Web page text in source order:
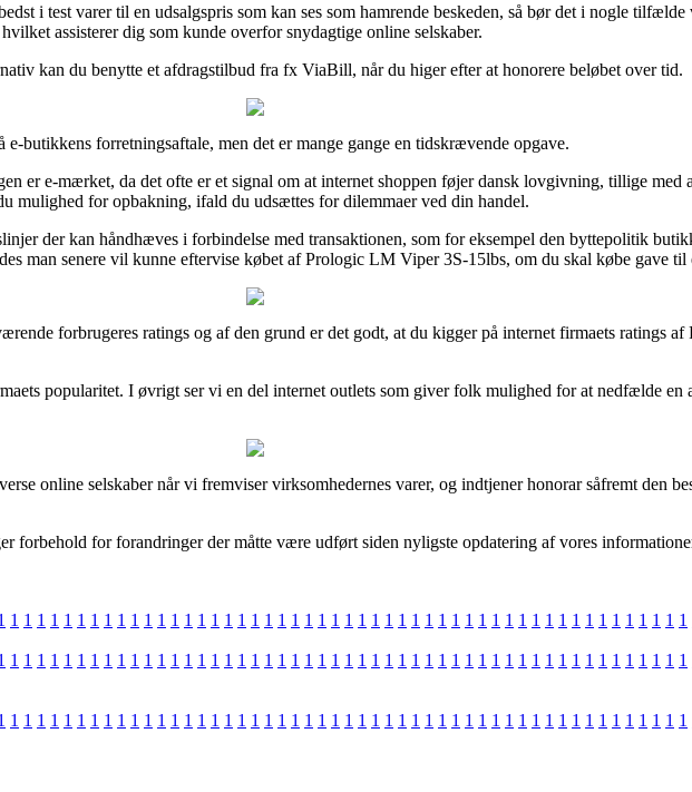
i test varer til en udsalgspris som kan ses som hamrende beskeden, så bør det i nogle
assisterer dig som kunde overfor snydagtige online selskaber.
kan du benytte et afdragstilbud fra fx ViaBill, når du higer efter at honorere beløbet over tid.
butikkens forretningsaftale, men det er mange gange en tidskrævende opgave.
er e-mærket, da det ofte er et signal om at internet shoppen føjer dansk lovgivning, tillige med
mulighed for opbakning, ifald du udsættes for dilemmaer ved din handel.
der kan håndhæves i forbindelse med transaktionen, som for eksempel den byttepolitik
man senere vil kunne eftervise købet af Prologic LM Viper 3S-15lbs, om du skal købe gave til
forbrugeres ratings og af den grund er det godt, at du kigger på internet firmaets ratings
popularitet. I øvrigt ser vi en del internet outlets som giver folk mulighed for at nedfælde en
online selskaber når vi fremviser virksomhedernes varer, og indtjener honorar såfremt den
forbehold for forandringer der måtte være udført siden nyligste opdatering af vores
1 1 1 1 1 1 1 1 1 1 1 1 1 1 1 1 1 1 1 1 1 1 1 1 1 1 1 1 1 1 1 1 1 1 1 1 1 1 1 1 1 1 1 1 1 1 1 1 1 1 1
1 1 1 1 1 1 1 1 1 1 1 1 1 1 1 1 1 1 1 1 1 1 1 1 1 1 1 1 1 1 1 1 1 1 1 1 1 1 1 1 1 1 1 1 1 1 1 1 1 1 1
1 1 1 1 1 1 1 1 1 1 1 1 1 1 1 1 1 1 1 1 1 1 1 1 1 1 1 1 1 1 1 1 1 1 1 1 1 1 1 1 1 1 1 1 1 1 1 1 1 1 1